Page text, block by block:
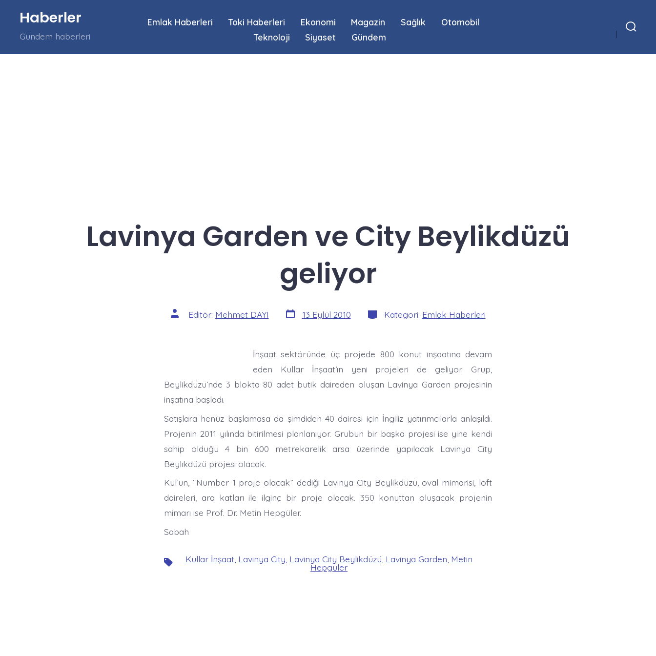
Arama
Göster/Gizle
Haberler
Gündem haberleri
Emlak Haberleri Toki Haberleri Ekonomi Magazin Sağlık
Otomobil
Teknoloji
Siyaset Gündem
Lavinya Garden ve City Beylikdüzü
geliyor
Yazının
yazarı
Editör: Mehmet DAYI Yazı
tarihi
13 Eylül 2010 Kategoriler
Kategori: Emlak Haberleri
İnşaat sektöründe üç projede 800 konut inşaatına devam
eden Kullar İnşaat’ın yeni projeleri de geliyor. Grup,
Beylikdüzü’nde 3 blokta 80 adet butik daireden oluşan Lavinya Garden projesinin
inşatına başladı.
Satışlara henüz başlamasa da şimdiden 40 dairesi için İngiliz yatırımcılarla anlaşıldı.
Projenin 2011 yılında bitirilmesi planlanıyor. Grubun bir başka projesi ise yine kendi
sahip olduğu 4 bin 600 metrekarelik arsa üzerinde yapılacak Lavinya City
Beylikdüzü projesi olacak.
Kul’un, “Number 1 proje olacak” dediği Lavinya City Beylikdüzü, oval mimarisi, loft
daireleri, ara katları ile ilginç bir proje olacak. 350 konuttan oluşacak projenin
mimarı ise Prof. Dr. Metin Hepgüler.
Sabah
EtiketlerKullar İnşaat Lavinya City Lavinya City Beylikdüzü Lavinya Garden Metin
Hepgüler